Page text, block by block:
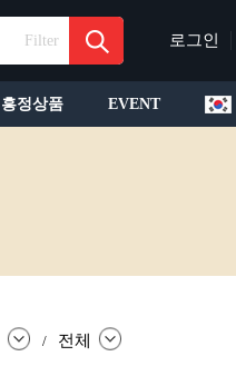
Filter 로그인
흥정상품 EVENT
/ 전체